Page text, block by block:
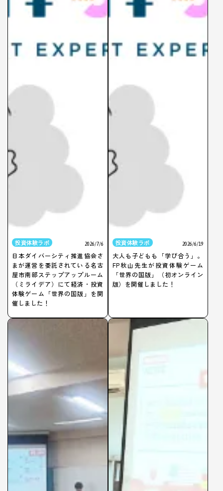
投資体験ラボ 2026/7/6
日本ダイバーシティ推進協会さ
まが運営を委託されている名古
屋市南部ステップアップルーム
（ミライデア）にて経済・投資
体験ゲーム「世界の国版」を開
催しました！
投資体験ラボ 2026/6/19
大人も子どもも「学び合う」。
FP秋山先生が投資体験ゲーム
「世界の国版」（初オンライン
版）を開催しました！